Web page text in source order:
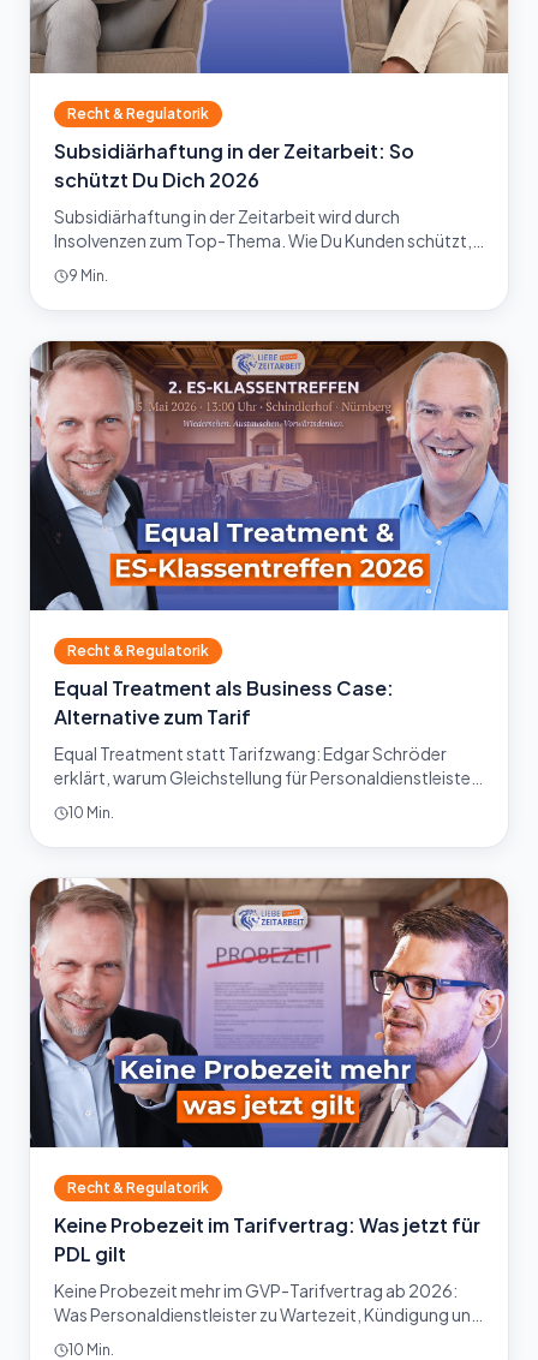
Recht & Regulatorik
Subsidiärhaftung in der Zeitarbeit: So
schützt Du Dich 2026
Subsidiärhaftung in der Zeitarbeit wird durch
Insolvenzen zum Top-Thema. Wie Du Kunden schützt,
Bankbürgschaften ersetzt und Compliance vertrieblich
nutzt.
9 Min.
Recht & Regulatorik
Equal Treatment als Business Case:
Alternative zum Tarif
Equal Treatment statt Tarifzwang: Edgar Schröder
erklärt, warum Gleichstellung für Personaldienstleister
2026 ein echter Business Case ist. Jetzt lesen.
10 Min.
Recht & Regulatorik
Keine Probezeit im Tarifvertrag: Was jetzt für
PDL gilt
Keine Probezeit mehr im GVP-Tarifvertrag ab 2026:
Was Personaldienstleister zu Wartezeit, Kündigung und
Arbeitsvertrag wissen müssen. Jetzt informieren.
10 Min.